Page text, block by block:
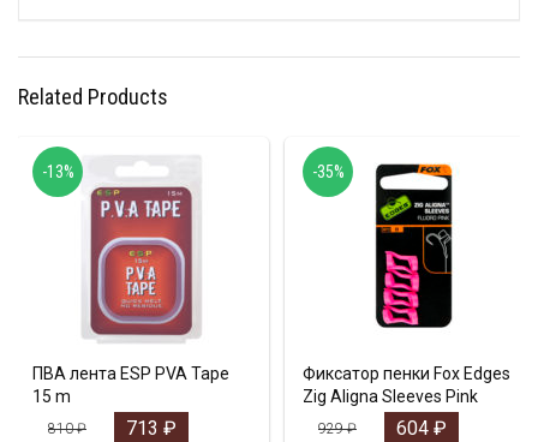
Related Products
ПВА лента ESP PVA Tape
15 m
810₽ 713 ₽
-13%
Фиксатор пенки Fox Edges
Zig Aligna Sleeves Pink
929₽ 604 ₽
-35%